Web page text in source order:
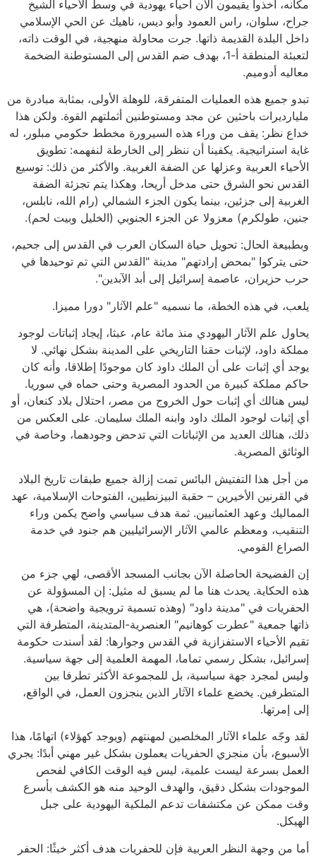
مكانه، أخذوا يقيمون الآن أحياء يهودية في وسط الأحياء الشيخ
جراح، سلوان، راس العمود وأبو ديس، ناهيك عن الحي الإسلامي
داخل البلدة القديمة ذاتها. جرت محاولة منهجية، في الوقت ذاته،
لتعبئة المنطقة أ-1، بهدف ضم القدس إلى المستوطنة الضخمة
معاليه أدوميم.
تبدو جميع هذه العمليات المتفرقة، للوهلة الأولى، بمثابة مبادرة من
مليارديرات باحثين عن مجد ومستوطنين أثملتهم القوة. ولكن هذا
خداع نظر: يقف من وراء هذه السيرورة مخطط حكومي مبلور، له
غاية استراتيجية. يكفينا أن ننظر إلى الخارطة لنفهمه: تطويق
الأحياء العربية وعزلها عن الضفة الغربية. والأكثر من ذلك: توسيع
القدس نحو الشرق حتى مدخل أريحا، وهكذا يتم تجزئة الضفة
الغربية إلى جزئين، بينما يكون الجزء الشمالي (رام الله، نابلس،
جنين، طولكرم) معزولا عن الجزء الجنوبي (الخليل وبيت لحم).
وبطبيعة الحال: تحويل حياة السكان العرب في القدس إلى جحيم،
حتى يتركوا "بمحض إرادتهم" مدينة "القدس التي تم توحيدها في
حرب حزيران، عاصمة إسرائيل إلى أبد الآبدين".
يلعب، في هذه الخطة، ما نسميه "علم الآثار" دورا مميزا.
يحاول علم الآثار اليهودي منذ مائة عام، عبثا، إيجاد إثباتات لوجود
مملكة داود، لإثبات حقنا التاريخي على المدينة بشكل نهائي. لا
يوجد أي إثبات على أن الملك داود كان موجودًا إطلاقا، وأنه كان
حاكم مملكة كبيرة من الحدود المصرية وحتى حماه في سوريا.
ليس هنالك أي إثبات حول الخروج من مصر، احتلال بلاد كنعان، أو
أي إثبات لوجود الملك داود وابنه الملك سليمان. على العكس من
ذلك، هنالك العديد من الإثباتات التي تدحض وجودهما، وخاصة في
الوثائق المصرية.
من أجل هذا التفتيش البائس تمت إزالة جميع طبقات تاريخ البلاد
في القرنين الأخيرين – حقبة البيزنطيين، الفتوحات الإسلامية، عهد
المماليك وعهد العثمانيين. ثمة هدف سياسي واضح يكمن وراء
التنقيب، ومعظم عالمي الآثار الإسرائيليين هم جنود في خدمة
الصراع القومي.
إن الفضيحة الحاصلة الآن بجانب المسجد الأقصى، لهي جزء من
هذه الحكاية. يحدث هنا ما لم يسبق له مثيل: إن المسؤولة عن
الحفريات في "مدينة داود" (وهذه تسمية ترويجية واضحة)، هي
ذاتها جمعية "عطرت كوهانيم" العنصرية-المتدينة، المتطرفة التي
تقيم الأحياء الاستفزازية في القدس وجوارها: لقد أسندت حكومة
إسرائيل، بشكل رسمي تماما، المهمة العلمية إلى جهة سياسية.
وليس لمجرد جهة سياسية، بل للمجموعة الأكثر تطرفا بين
المتطرفين. يخضع علماء الآثار الذين ينجزون العمل، في الواقع،
إلى إمرتها.
لقد وجّه علماء الآثار المخلصين لمهنتهم (ويوجد كهؤلاء) اتهامًا، هذا
الأسبوع، بأن منجزي الحفريات يعملون بشكل غير مهني أبدًا: يجري
العمل بسرعة ليست علمية، ليس فيه الوقت الكافي لفحص
الموجودات بشكل دقيق، والهدف الوحيد منه هو الكشف بأسرع
وقت ممكن عن مكتشفات تدعم الملكية اليهودية على جبل
الهيكل.
أما من وجهة النظر العربية فإن للحفريات هدف أكثر خبثًا: الحفر